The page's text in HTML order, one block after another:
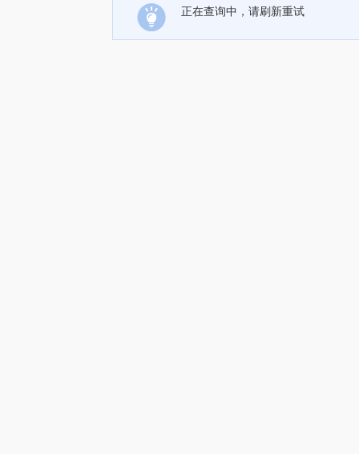
正在查询中，请刷新重试